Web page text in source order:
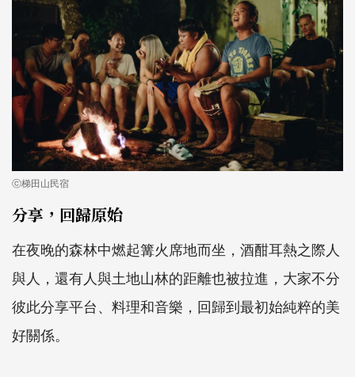
ⓒ梯田山民宿
分享，回歸原始
在夜晚的森林中燃起篝火席地而坐，酒酣耳熱之際人
與人，還有人與土地山林的距離也被拉進，大家不分
彼此分享平台、料理和音樂，回歸到最初始純粹的美
好關係。